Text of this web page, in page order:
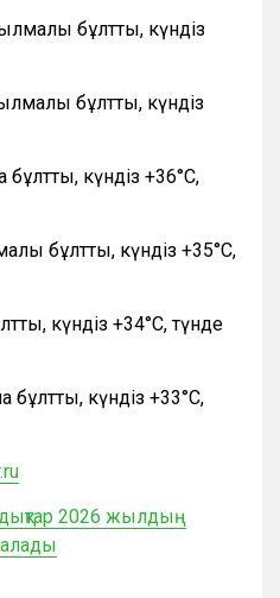
бұлтты, күндіз
бұлтты, күндіз
күндіз +36°С,
бұлтты, күндіз +35°С,
күндіз +34°С, түнде
бұлтты, күндіз +33°С,
2026 жылдың